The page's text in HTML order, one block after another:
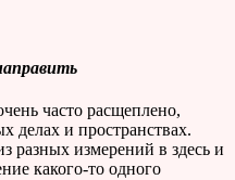
ить
часто расщеплено,
делах и пространствах.
разных измерений в здесь и
какого-то одного